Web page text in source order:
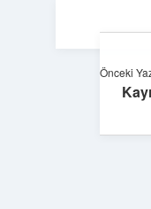
Önceki